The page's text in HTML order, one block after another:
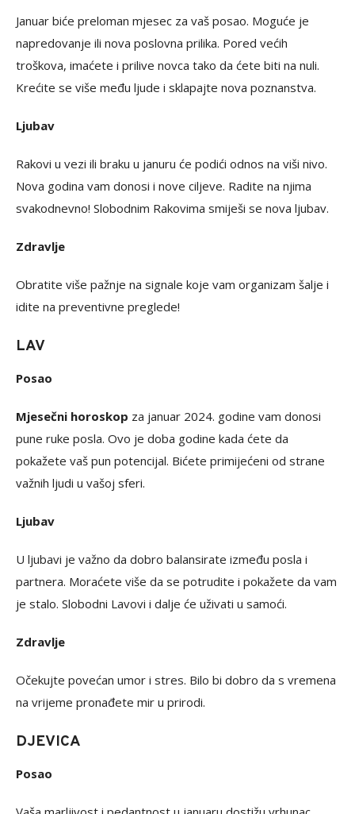
Januar biće preloman mjesec za vaš posao. Moguće je
napredovanje ili nova poslovna prilika. Pored većih
troškova, imaćete i prilive novca tako da ćete biti na nuli.
Krećite se više među ljude i sklapajte nova poznanstva.
Ljubav
Rakovi u vezi ili braku u januru će podići odnos na viši nivo.
Nova godina vam donosi i nove ciljeve. Radite na njima
svakodnevno! Slobodnim Rakovima smiješi se nova ljubav.
Zdravlje
Obratite više pažnje na signale koje vam organizam šalje i
idite na preventivne preglede!
LAV
Posao
Mjesečni horoskop za januar 2024. godine vam donosi
pune ruke posla. Ovo je doba godine kada ćete da
pokažete vaš pun potencijal. Bićete primijećeni od strane
važnih ljudi u vašoj sferi.
Ljubav
U ljubavi je važno da dobro balansirate između posla i
partnera. Moraćete više da se potrudite i pokažete da vam
je stalo. Slobodni Lavovi i dalje će uživati u samoći.
Zdravlje
Očekujte povećan umor i stres. Bilo bi dobro da s vremena
na vrijeme pronađete mir u prirodi.
DJEVICA
Posao